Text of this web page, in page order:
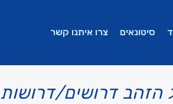
סיטונאים צרו איתנו קשר
הזהב דרושים/דרושות